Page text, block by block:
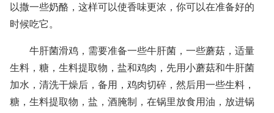
以撒一些奶酪，这样可以使香味更浓，你可以在准备好的
时候吃它。
牛肝菌滑鸡，需要准备一些牛肝菌，一些蘑菇，适量
生料，糖，生料提取物，盐和鸡肉，先用小蘑菇和牛肝菌
加水，清洗干燥后，备用，鸡肉切碎，然后用一些生料，
糖，生料提取物，盐，酒腌制，在锅里放食用油，放进锅